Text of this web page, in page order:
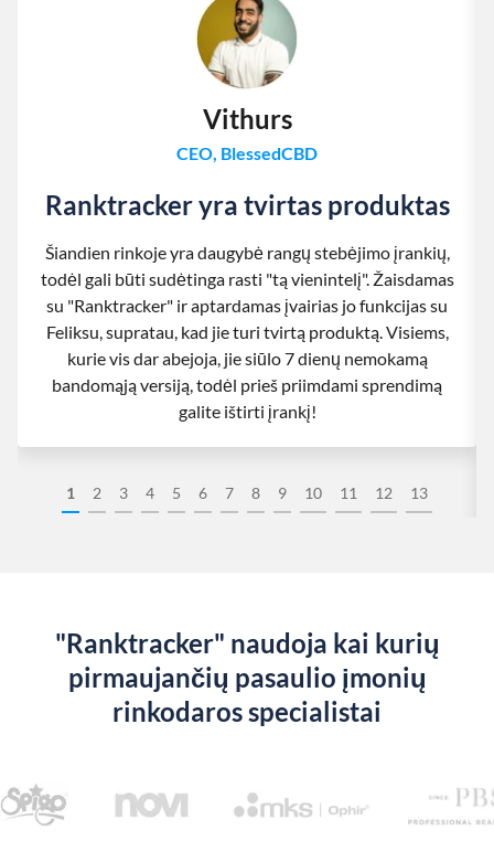
1 2 3 4 5 6 7 8 9 10 11 12 13
Vithurs
CEO, BlessedCBD
Ranktracker yra tvirtas produktas
Šiandien rinkoje yra daugybė rangų stebėjimo įrankių,
todėl gali būti sudėtinga rasti "tą vienintelį". Žaisdamas
su "Ranktracker" ir aptardamas įvairias jo funkcijas su
Feliksu, supratau, kad jie turi tvirtą produktą. Visiems,
kurie vis dar abejoja, jie siūlo 7 dienų nemokamą
bandomąją versiją, todėl prieš priimdami sprendimą
galite ištirti įrankį!
"Ranktracker" naudoja kai kurių
pirmaujančių pasaulio įmonių
rinkodaros specialistai